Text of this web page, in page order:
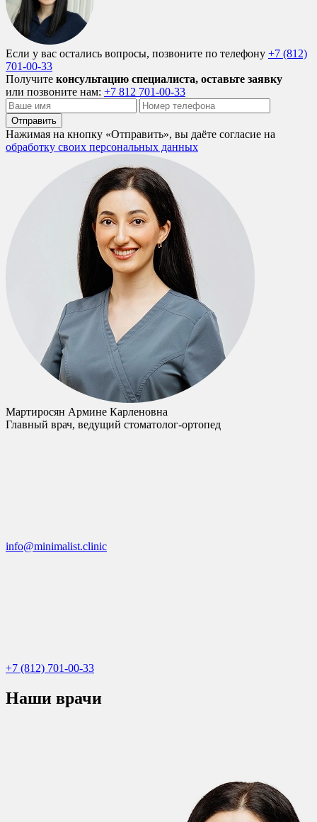
Если у вас остались вопросы, позвоните по телефону +7 (812)
701-00-33
Получите консультацию специалиста, оставьте заявку
или позвоните нам: +7 812 701-00-33
Отправить
Нажимая на кнопку «Отправить», вы даёте согласие на
обработку своих персональных данных
Мартиросян Армине Карленовна
Главный врач, ведущий стоматолог-ортопед
info@minimalist.clinic
+7 (812) 701-00-33
Наши врачи